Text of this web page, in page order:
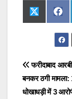
Share
on
X
(
t
e
r
on
F
a
e
b
o
k
Post
फरीदाबाद
बनकर ठगी
धोखाधड़ी में 3